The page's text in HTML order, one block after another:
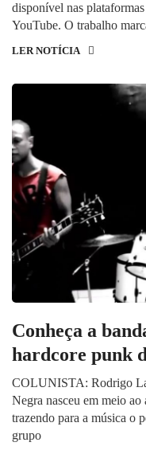
disponível nas
YouTube. O trabalho
LER NOTÍCIA
Conheça a
hardcore punk
COLUNISTA: Rodrigo
Negra nasceu em meio
trazendo para a música o
grupo